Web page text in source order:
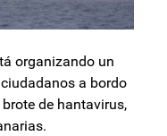
organizando un
a bordo
de hantavirus,